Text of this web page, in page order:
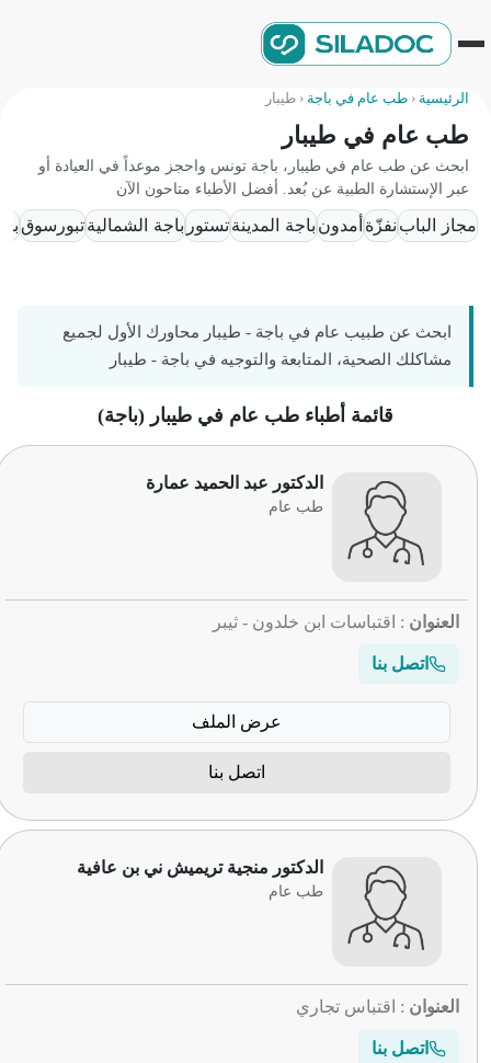
الرئيسية‹طب عام في باجة‹طيبار
طب عام في طيبار
ابحث عن طب عام في طيبار، باجة تونس واحجز موعداً في العيادة أو
عبر الإستشارة الطبية عن بُعد. أفضل الأطباء متاحون الآن
مجاز البابنفزّة أمدونباجة المدينةتستورباجة الشماليةتبورسوق
ابحث عن طبيب عام في باجة - طيبار محاورك الأول لجميع
مشاكلك الصحية، المتابعة والتوجيه في باجة - طيبار
قائمة أطباء طب عام في طيبار (باجة)
الدكتور عبد الحميد عمارة
طب عام
العنوان : اقتباسات ابن خلدون - ثيبر
اتصل بنا
عرض الملف
اتصل بنا
الدكتور منجية تريميش ني بن عافية
طب عام
العنوان : اقتباس تجاري
اتصل بنا